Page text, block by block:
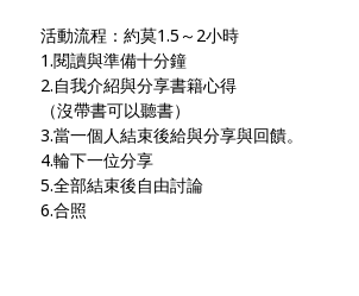
活動流程：約莫1.5～2小時
1.閱讀與準備十分鐘
2.自我介紹與分享書籍心得
（沒帶書可以聽書）
3.當一個人結束後給與分享與回饋。
4.輪下一位分享
5.全部結束後自由討論
6.合照